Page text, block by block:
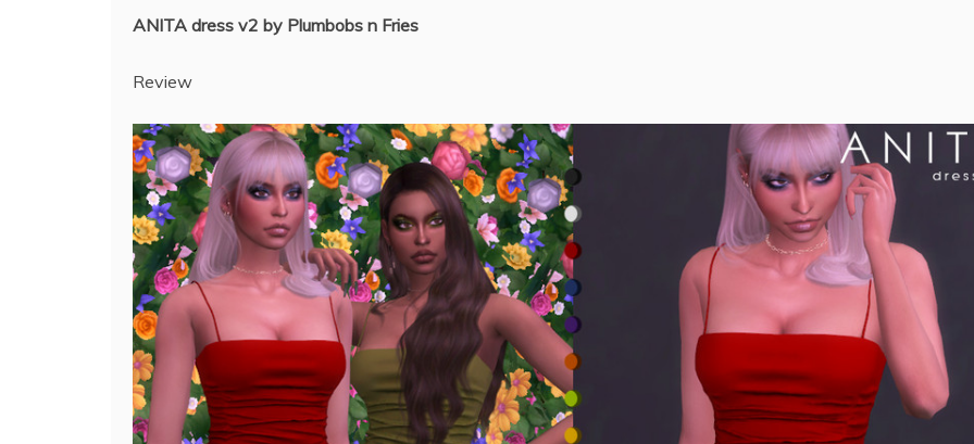
ANITA dress v2 by Plumbobs n Fries
Review